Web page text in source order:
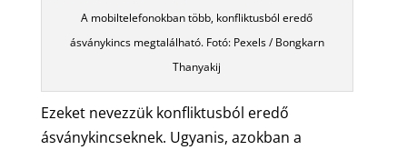
A mobiltelefonokban több, konfliktusból eredő
ásványkincs megtalálható. Fotó: Pexels / Bongkarn
Thanyakij
Ezeket nevezzük konfliktusból eredő
ásványkincseknek. Ugyanis, azokban a